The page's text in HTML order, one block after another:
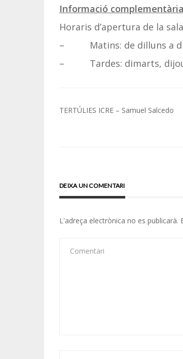
Informació
Horaris d’apertura de la
– Matins: de dilluns a
– Tardes: dimarts, dijous
Navegació
TERTÚLIES ICRE – Samuel Salcedo
DEIXA UN COMENTARI
L'adreça electrònica no es publicarà.